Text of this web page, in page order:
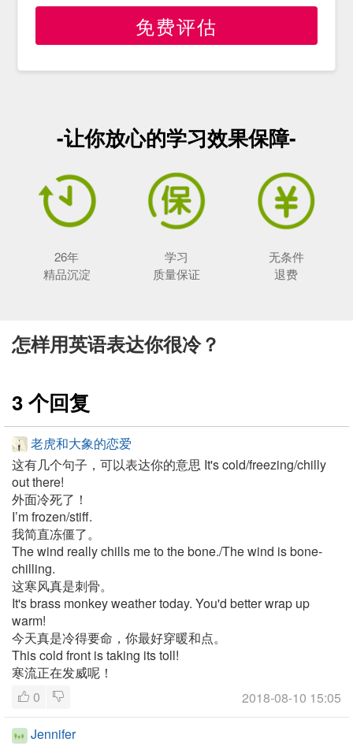
免费评估
-让你放心的学习效果保障-
26年
精品沉淀
学习
质量保证
无条件
退费
怎样用英语表达你很冷？
3 个回复
老虎和大象的恋爱
这有几个句子，可以表达你的意思 It's cold/freezing/chilly
out there!
外面冷死了！
I’m frozen/stiff.
我简直冻僵了。
The wind really chills me to the bone./The wind is bone-
chilling.
这寒风真是刺骨。
It's brass monkey weather today. You'd better wrap up
warm!
今天真是冷得要命，你最好穿暖和点。
This cold front is taking its toll!
寒流正在发威呢！
0
2018-08-10 15:05
Jennifer